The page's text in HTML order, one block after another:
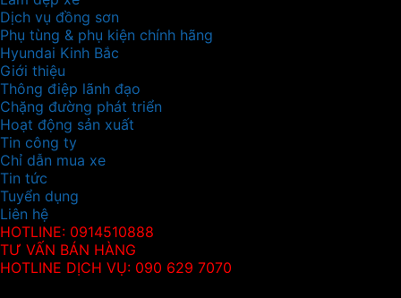
Dịch vụ đồng sơn
Phụ tùng & phụ kiện chính hãng
Hyundai Kinh Bắc
Giới thiệu
Thông điệp lãnh đạo
Chặng đường phát triển
Hoạt động sản xuất
Tin công ty
Chỉ dẫn mua xe
Tin tức
Tuyển dụng
Liên hệ
HOTLINE: 0914510888
TƯ VẤN BÁN HÀNG
HOTLINE DỊCH VỤ: 090 629 7070